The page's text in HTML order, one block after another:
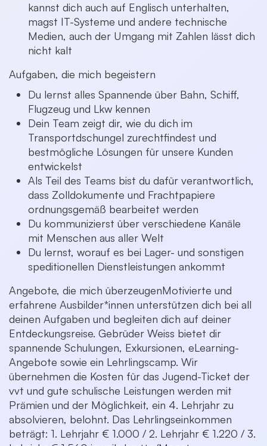
kannst dich auch auf Englisch unterhalten,
magst IT-Systeme und andere technische
Medien, auch der Umgang mit Zahlen lässt dich
nicht kalt
Aufgaben, die mich begeistern
Du lernst alles Spannende über Bahn, Schiff,
Flugzeug und Lkw kennen
Dein Team zeigt dir, wie du dich im
Transportdschungel zurechtfindest und
bestmögliche Lösungen für unsere Kunden
entwickelst
Als Teil des Teams bist du dafür verantwortlich,
dass Zolldokumente und Frachtpapiere
ordnungsgemäß bearbeitet werden
Du kommunizierst über verschiedene Kanäle
mit Menschen aus aller Welt
Du lernst, worauf es bei Lager- und sonstigen
speditionellen Dienstleistungen ankommt
Angebote, die mich überzeugenMotivierte und
erfahrene Ausbilder*innen unterstützen dich bei all
deinen Aufgaben und begleiten dich auf deiner
Entdeckungsreise. Gebrüder Weiss bietet dir
spannende Schulungen, Exkursionen, eLearning-
Angebote sowie ein Lehrlingscamp. Wir
übernehmen die Kosten für das Jugend-Ticket der
vvt und gute schulische Leistungen werden mit
Prämien und der Möglichkeit, ein 4. Lehrjahr zu
absolvieren, belohnt. Das Lehrlingseinkommen
beträgt: 1. Lehrjahr € 1.000 / 2. Lehrjahr € 1.220 / 3.